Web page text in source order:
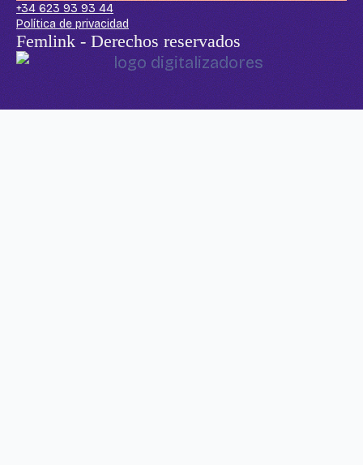
+34 623 93 93 44
Política de privacidad
Femlink - Derechos reservados